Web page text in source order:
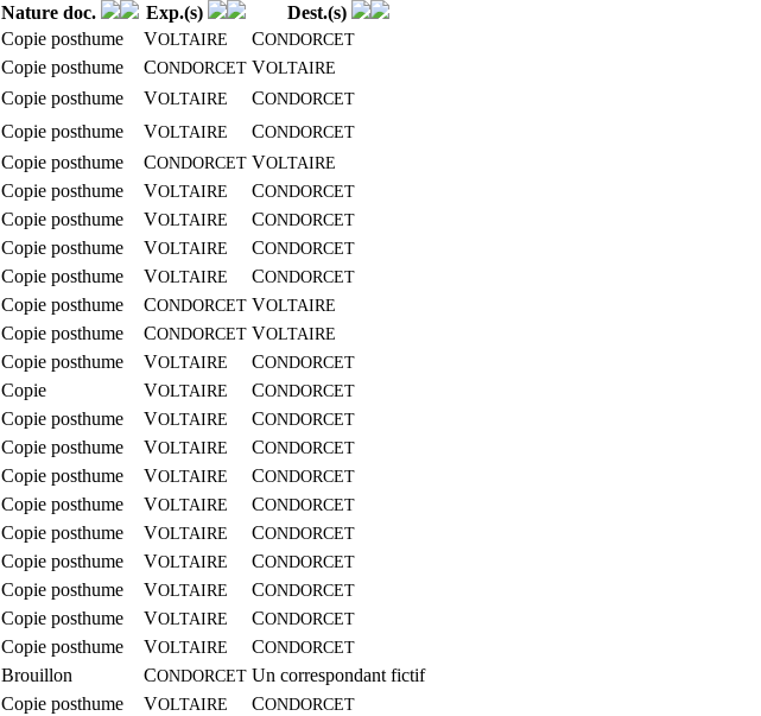
Nature doc. Exp.(s)
Dest.(s)
Copie posthume VOLTAIRE CONDORCET
Copie posthume CONDORCET VOLTAIRE
Copie posthume VOLTAIRE CONDORCET
Copie posthume VOLTAIRE CONDORCET
Copie posthume CONDORCET VOLTAIRE
Copie posthume VOLTAIRE CONDORCET
Copie posthume VOLTAIRE CONDORCET
Copie posthume VOLTAIRE CONDORCET
Copie posthume VOLTAIRE CONDORCET
Copie posthume CONDORCET VOLTAIRE
Copie posthume CONDORCET VOLTAIRE
Copie posthume VOLTAIRE CONDORCET
Copie VOLTAIRE CONDORCET
Copie posthume VOLTAIRE CONDORCET
Copie posthume VOLTAIRE CONDORCET
Copie posthume VOLTAIRE CONDORCET
Copie posthume VOLTAIRE CONDORCET
Copie posthume VOLTAIRE CONDORCET
Copie posthume VOLTAIRE CONDORCET
Copie posthume VOLTAIRE CONDORCET
Copie posthume VOLTAIRE CONDORCET
Copie posthume VOLTAIRE CONDORCET
Brouillon CONDORCET Un correspondant fictif
Copie posthume VOLTAIRE CONDORCET